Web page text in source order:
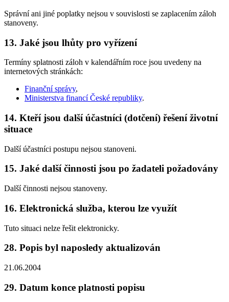
Správní ani jiné poplatky nejsou v souvislosti se zaplacením záloh
stanoveny.
13. Jaké jsou lhůty pro vyřízení
Termíny splatnosti záloh v kalendářním roce jsou uvedeny na
internetových stránkách:
Finanční správy,
Ministerstva financí České republiky.
14. Kteří jsou další účastníci (dotčení) řešení životní
situace
Další účastníci postupu nejsou stanoveni.
15. Jaké další činnosti jsou po žadateli požadovány
Další činnosti nejsou stanoveny.
16. Elektronická služba, kterou lze využít
Tuto situaci nelze řešit elektronicky.
28. Popis byl naposledy aktualizován
21.06.2004
29. Datum konce platnosti popisu